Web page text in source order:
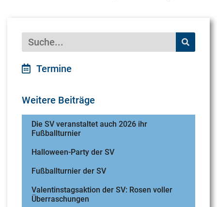
Termine
Weitere Beiträge
Die SV veranstaltet auch 2026 ihr
Fußballturnier
Halloween-Party der SV
Fußballturnier der SV
Valentinstagsaktion der SV: Rosen voller
Überraschungen